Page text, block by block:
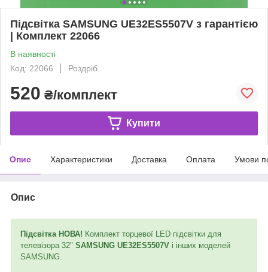
Підсвітка SAMSUNG UE32ES5507V з гарантією
| Комплект 22066
В наявності
Код: 22066
Роздріб
520 ₴/комплект
Купити
Опис Характеристики Доставка Оплата Умови
Опис
Підсвітка НОВА! Комплект торцевої LED підсвітки для
телевізора 32" SAMSUNG UE32ES5507V і інших моделей
SAMSUNG.